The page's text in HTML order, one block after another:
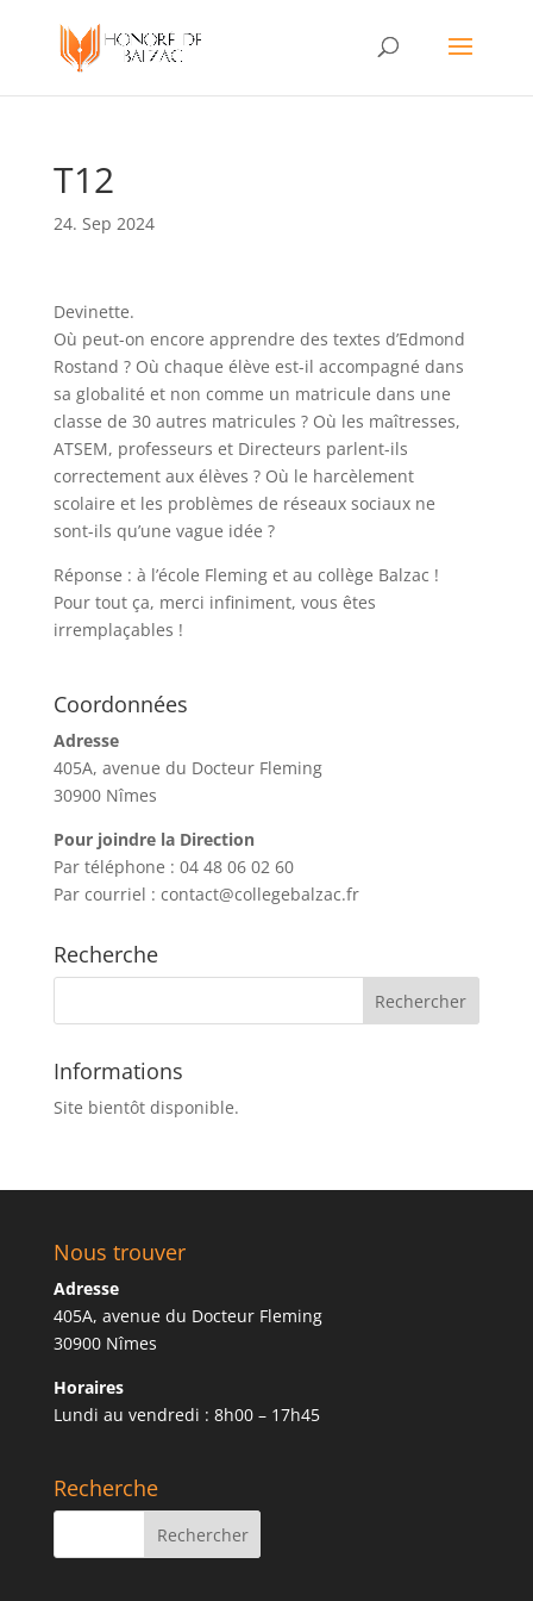
T12
24. Sep 2024
Devinette.
Où peut-on encore apprendre des textes d’Edmond
Rostand ? Où chaque élève est-il accompagné dans
sa globalité et non comme un matricule dans une
classe de 30 autres matricules ? Où les maîtresses,
ATSEM, professeurs et Directeurs parlent-ils
correctement aux élèves ? Où le harcèlement
scolaire et les problèmes de réseaux sociaux ne
sont-ils qu’une vague idée ?
Réponse : à l’école Fleming et au collège Balzac !
Pour tout ça, merci infiniment, vous êtes
irremplaçables !
Coordonnées
Adresse
405A, avenue du Docteur Fleming
30900 Nîmes
Pour joindre la Direction
Par téléphone : 04 48 06 02 60
Par courriel : contact@collegebalzac.fr
Recherche
Informations
Site bientôt disponible.
Nous trouver
Adresse
405A, avenue du Docteur Fleming
30900 Nîmes
Horaires
Lundi au vendredi : 8h00 – 17h45
Recherche